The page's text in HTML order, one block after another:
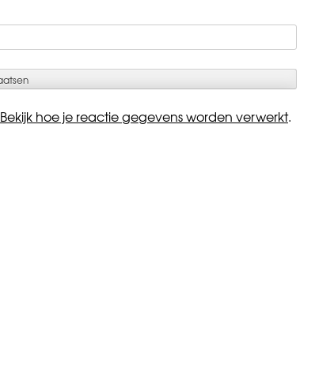
Bekijk hoe je reactie gegevens worden verwerkt.